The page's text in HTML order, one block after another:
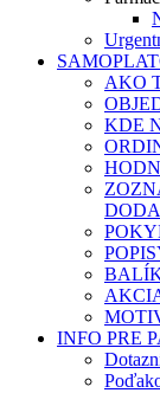
AKO
KDE
INFO PRE